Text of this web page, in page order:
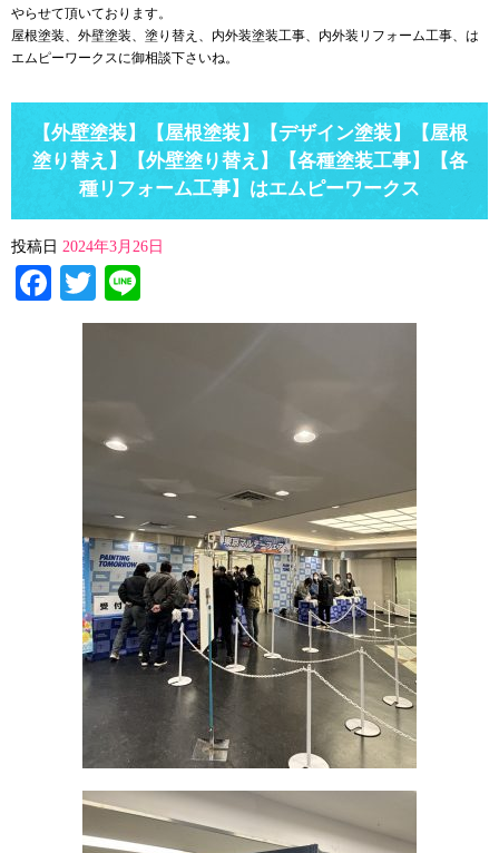
やらせて頂いております。
屋根塗装、外壁塗装、塗り替え、内外装塗装工事、内外装リフォーム工事、は
エムピーワークスに御相談下さいね。
【外壁塗装】【屋根塗装】【デザイン塗装】【屋根
塗り替え】【外壁塗り替え】【各種塗装工事】【各
種リフォーム工事】はエムピーワークス
投稿日 2024年3月26日
Facebook
Twitter